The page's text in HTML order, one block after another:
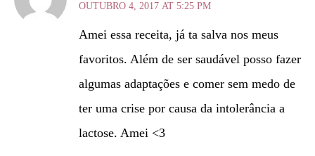
OUTUBRO 4, 2017 AT 5:25 PM
Amei essa receita, já ta salva nos meus
favoritos. Além de ser saudável posso fazer
algumas adaptações e comer sem medo de
ter uma crise por causa da intolerância a
lactose. Amei <3